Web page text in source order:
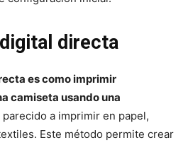
directa
es como imprimir
camiseta usando una
parecido a imprimir en papel,
Este método permite crear